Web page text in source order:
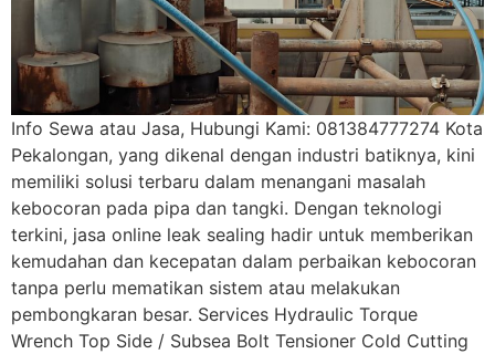
Info Sewa atau Jasa, Hubungi Kami: 081384777274 Kota
Pekalongan, yang dikenal dengan industri batiknya, kini
memiliki solusi terbaru dalam menangani masalah
kebocoran pada pipa dan tangki. Dengan teknologi
terkini, jasa online leak sealing hadir untuk memberikan
kemudahan dan kecepatan dalam perbaikan kebocoran
tanpa perlu mematikan sistem atau melakukan
pembongkaran besar. Services Hydraulic Torque
Wrench Top Side / Subsea Bolt Tensioner Cold Cutting